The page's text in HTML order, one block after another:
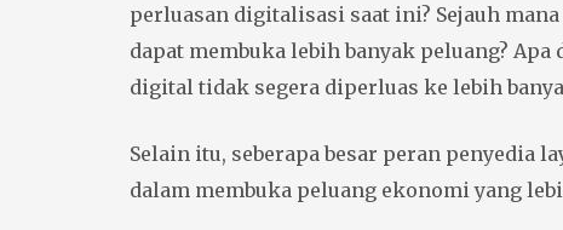
perluasan digitalisasi saat ini? Sejauh
dapat membuka lebih banyak peluang?
digital tidak segera diperluas ke lebih
Selain itu, seberapa besar peran penyedia
dalam membuka peluang ekonomi yang